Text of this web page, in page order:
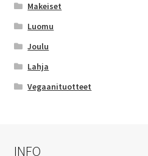
Makeiset
Luomu
Joulu
Lahja
Vegaanituotteet
INFO